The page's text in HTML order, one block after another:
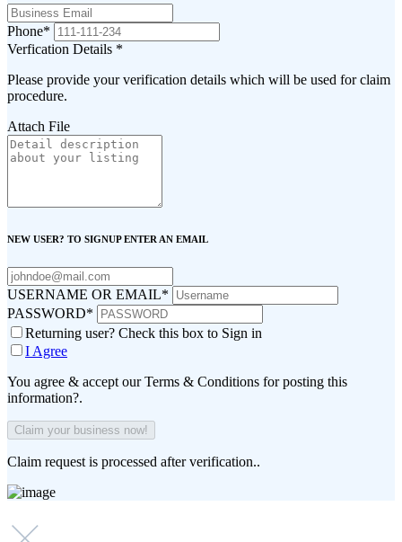
Phone*
Verfication Details *
Please provide your verification details which will be used for claim
procedure.
Attach File
NEW USER? TO SIGNUP ENTER AN EMAIL
USERNAME OR EMAIL*
PASSWORD*
Returning user? Check this box to Sign in
I Agree
You agree & accept our Terms & Conditions for posting this
information?.
Claim request is processed after verification..